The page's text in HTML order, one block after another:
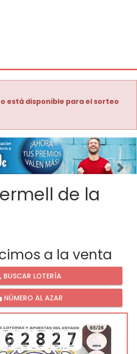
está disponible para el sorteo
de la
a la venta
BUSCAR LOTERÍA
NÚMERO AL AZAR